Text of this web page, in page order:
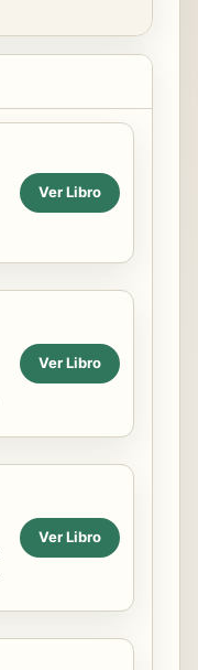
Ver Libro
Ver Libro
Ver Libro